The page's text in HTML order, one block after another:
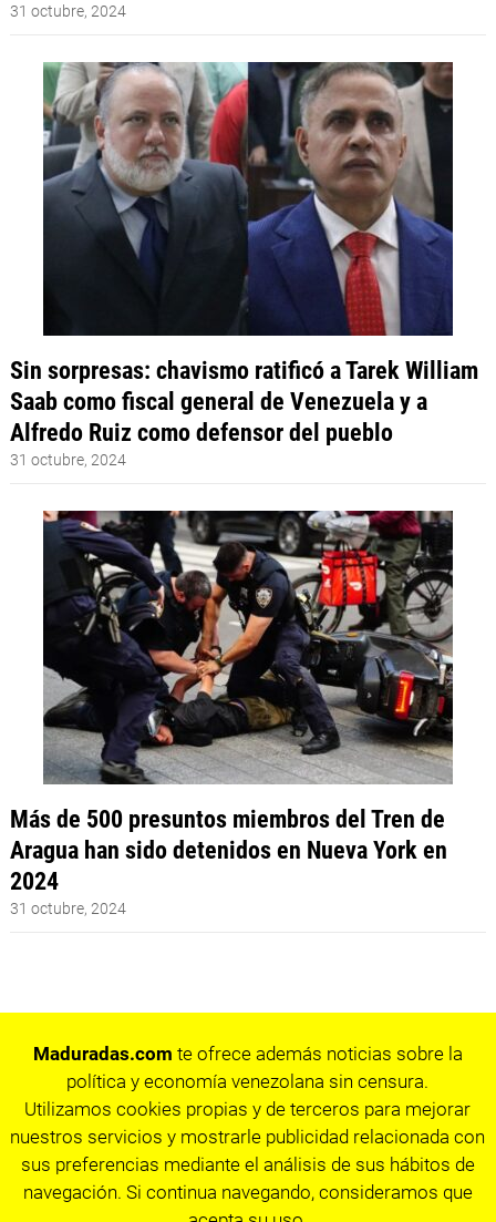
31 octubre, 2024
Sin sorpresas: chavismo ratificó a Tarek William
Saab como fiscal general de Venezuela y a
Alfredo Ruiz como defensor del pueblo
31 octubre, 2024
Más de 500 presuntos miembros del Tren de
Aragua han sido detenidos en Nueva York en
2024
31 octubre, 2024
Maduradas.com te ofrece además noticias sobre la
política y economía venezolana sin censura.
Utilizamos cookies propias y de terceros para mejorar
nuestros servicios y mostrarle publicidad relacionada con
sus preferencias mediante el análisis de sus hábitos de
navegación. Si continua navegando, consideramos que